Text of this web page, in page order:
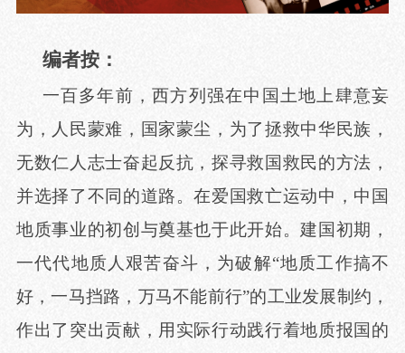
编者按：
一百多年前，西方列强在中国土地上肆意妄
为，人民蒙难，国家蒙尘，为了拯救中华民族，
无数仁人志士奋起反抗，探寻救国救民的方法，
并选择了不同的道路。在爱国救亡运动中，中国
地质事业的初创与奠基也于此开始。建国初期，
一代代地质人艰苦奋斗，为破解“地质工作搞不
好，一马挡路，万马不能前行”的工业发展制约，
作出了突出贡献，用实际行动践行着地质报国的